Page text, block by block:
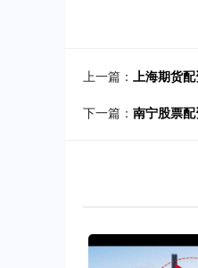
上一篇： 上海期货
下一篇： 南宁股票